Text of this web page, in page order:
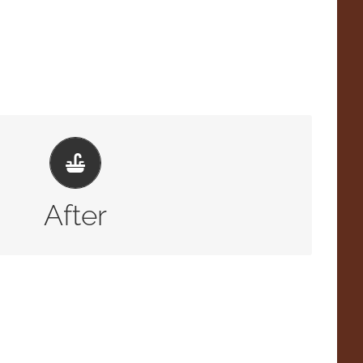
After
庇を付けたら便利に使えるスペースになりました